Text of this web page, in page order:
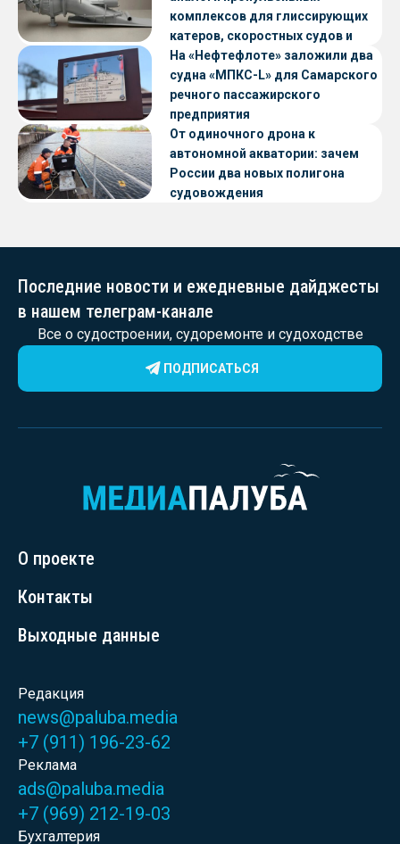
комплексов для глиссирующих
катеров, скоростных судов и
судов с малой осадкой
На «Нефтефлоте» заложили два
судна «МПКС-L» для Самарского
речного пассажирского
предприятия
От одиночного дрона к
автономной акватории: зачем
России два новых полигона
судовождения
Последние новости и ежедневные дайджесты
в нашем телеграм-канале
Все о судостроении, судоремонте и судоходстве
ПОДПИСАТЬСЯ
О проекте
Контакты
Выходные данные
Редакция
news@paluba.media
+7 (911) 196-23-62
Реклама
ads@paluba.media
+7 (969) 212-19-03
Бухгалтерия